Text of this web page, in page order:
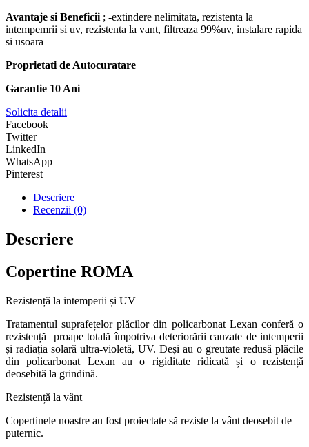
Avantaje si Beneficii ; -extindere nelimitata, rezistenta la
intempemrii si uv, rezistenta la vant, filtreaza 99%uv, instalare rapida
si usoara
Proprietati de Autocuratare
Garantie 10 Ani
Solicita detalii
Facebook
Twitter
LinkedIn
WhatsApp
Pinterest
Descriere
Recenzii (0)
Descriere
Copertine ROMA
Rezistență la intemperii și UV
Tratamentul suprafețelor plăcilor din policarbonat Lexan conferă o
rezistență proape totală împotriva deteriorării cauzate de intemperii
și radiația solară ultra-violetă, UV. Deși au o greutate redusă plăcile
din policarbonat Lexan au o rigiditate ridicată și o rezistență
deosebită la grindină.
Rezistență la vânt
Copertinele noastre au fost proiectate să reziste la vânt deosebit de
puternic.